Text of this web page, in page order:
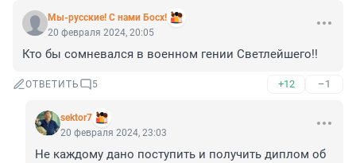
Мы-русские! С нами Босх!
20 февраля 2024, 20:05
Кто бы сомневался в военном гении Светлейшего!!
ОТВЕТИТЬ 5 +12 –1
sektor7
20 февраля 2024, 23:03
Не каждому дано поступить и получить диплом об